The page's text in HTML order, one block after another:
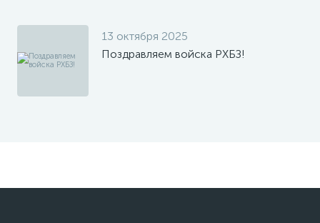
13 октября 2025
Поздравляем войска РХБЗ!